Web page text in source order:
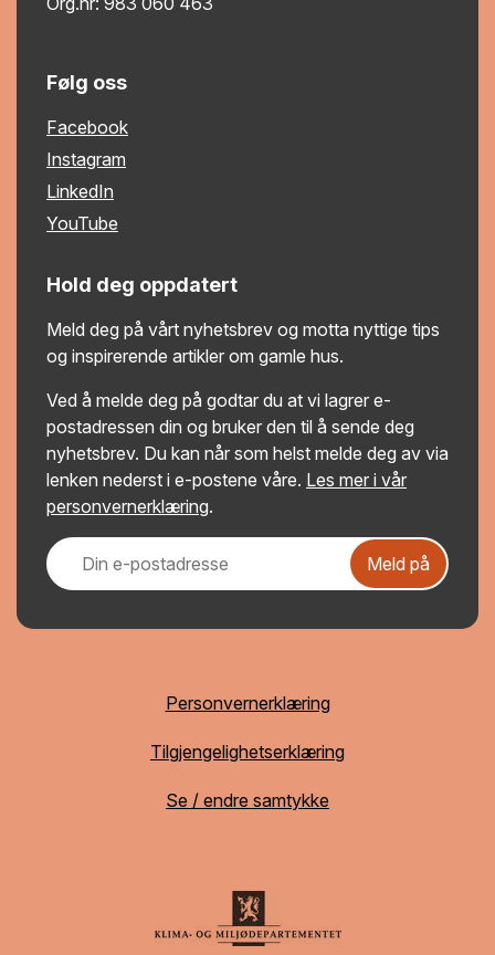
Følg oss
Facebook
Instagram
LinkedIn
YouTube
Hold deg oppdatert
Meld deg på vårt nyhetsbrev og motta nyttige tips
og inspirerende artikler om gamle hus.
Ved å melde deg på godtar du at vi lagrer e-
postadressen din og bruker den til å sende deg
nyhetsbrev. Du kan når som helst melde deg av via
lenken nederst i e-postene våre. Les mer i vår
personvernerklæring.
Meld på
Personvernerklæring
Tilgjengelighetserklæring
Se / endre samtykke
Få ferske saker fra Bygg og